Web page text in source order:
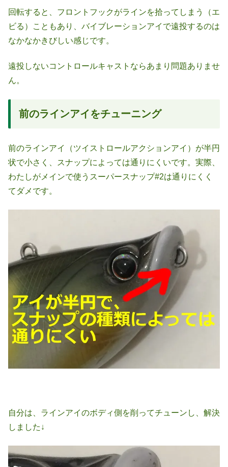
回転すると、フロントフックがラインを拾ってしまう（エ
ビる）こともあり、バイブレーションアイで遠投するのは
なかなかきびしい感じです。
遠投しないコントロールキャストならあまり問題ありませ
ん。
前のラインアイをチューニング
前のラインアイ（ツイストロールアクションアイ）が半円
状で小さく、スナップによっては通りにくいです。実際、
わたしがメインで使うスーパースナップ#2は通りにくく
てダメです。
自分は、ラインアイのボディ側を削ってチューンし、解決
しました↓